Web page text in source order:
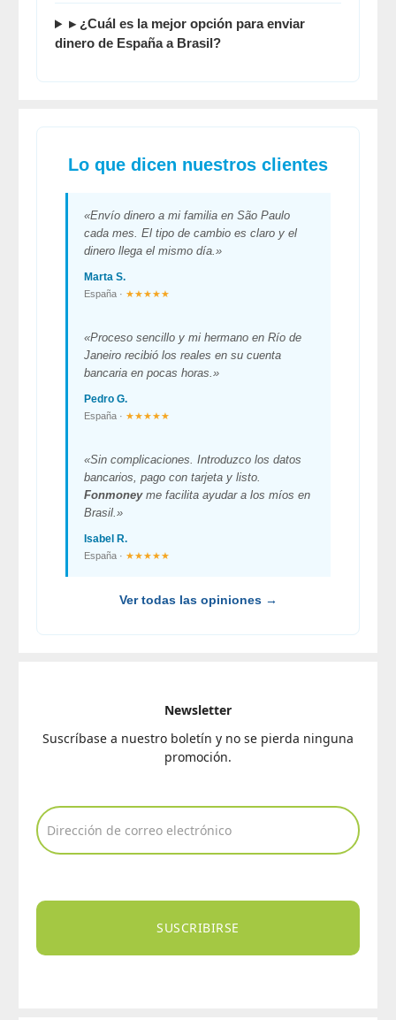
▸ ¿Cuál es la mejor opción para enviar
dinero de España a Brasil?
Lo que dicen nuestros clientes
«Envío dinero a mi familia en São Paulo
cada mes. El tipo de cambio es claro y el
dinero llega el mismo día.»
Marta S.
España · ★★★★★
«Proceso sencillo y mi hermano en Río de
Janeiro recibió los reales en su cuenta
bancaria en pocas horas.»
Pedro G.
España · ★★★★★
«Sin complicaciones. Introduzco los datos
bancarios, pago con tarjeta y listo.
Fonmoneyme facilita ayudar a los míos en
Brasil.»
Isabel R.
España · ★★★★★
Ver todas las opiniones →
Newsletter
Suscríbase a nuestro boletín y no se pierda ninguna
promoción.
SUSCRIBIRSE